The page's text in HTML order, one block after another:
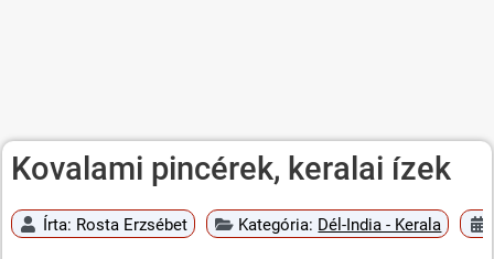
Kovalami pincérek, keralai ízek
Írta: Rosta Erzsébet Kategória: Dél-India - Kerala